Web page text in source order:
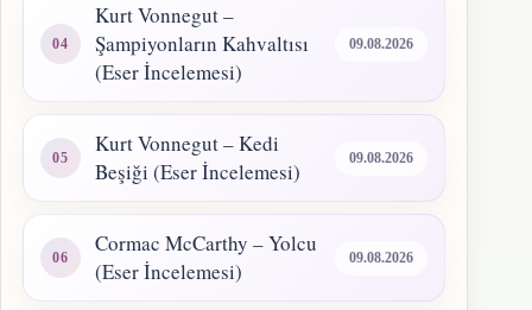
Kurt Vonnegut –
Şampiyonların Kahvaltısı
(Eser İncelemesi)
09.08.2026
Kurt Vonnegut – Kedi
Beşiği (Eser İncelemesi)
09.08.2026
Cormac McCarthy – Yolcu
(Eser İncelemesi)
09.08.2026